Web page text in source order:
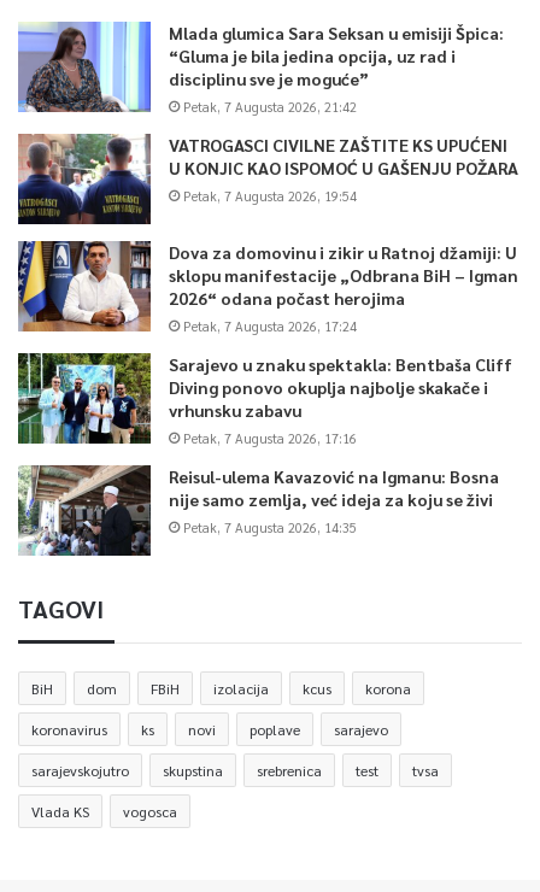
Mlada glumica Sara Seksan u emisiji Špica:
“Gluma je bila jedina opcija, uz rad i
disciplinu sve je moguće”
Petak, 7 Augusta 2026, 21:42
VATROGASCI CIVILNE ZAŠTITE KS UPUĆENI
U KONJIC KAO ISPOMOĆ U GAŠENJU POŽARA
Petak, 7 Augusta 2026, 19:54
Dova za domovinu i zikir u Ratnoj džamiji: U
sklopu manifestacije „Odbrana BiH – Igman
2026“ odana počast herojima
Petak, 7 Augusta 2026, 17:24
Sarajevo u znaku spektakla: Bentbaša Cliff
Diving ponovo okuplja najbolje skakače i
vrhunsku zabavu
Petak, 7 Augusta 2026, 17:16
Reisul-ulema Kavazović na Igmanu: Bosna
nije samo zemlja, već ideja za koju se živi
Petak, 7 Augusta 2026, 14:35
TAGOVI
BiH dom FBiH izolacija kcus korona
koronavirus ks novi poplave sarajevo
sarajevskojutro skupstina srebrenica test tvsa
Vlada KS vogosca